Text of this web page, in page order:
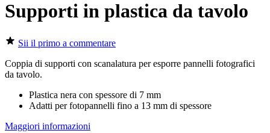
Supporti in plastica da tavolo
Sii il primo a commentare
Coppia di supporti con scanalatura per esporre pannelli fotografici
da tavolo.
Plastica nera con spessore di 7 mm
Adatti per fotopannelli fino a 13 mm di spessore
Maggiori informazioni